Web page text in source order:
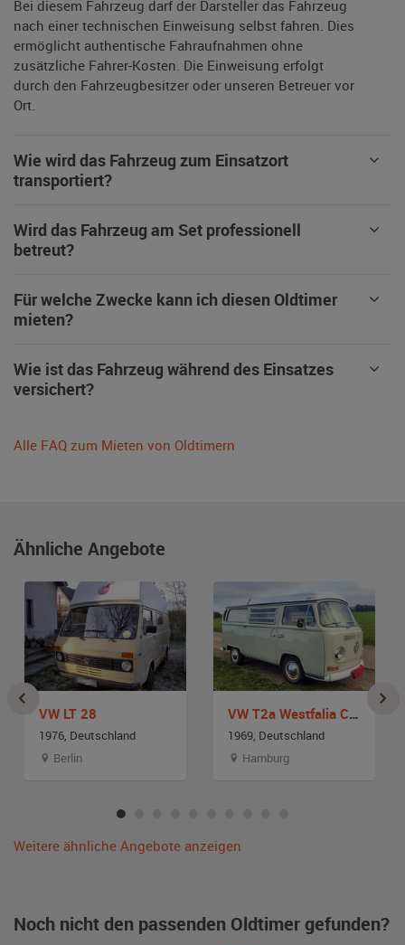
Bei diesem Fahrzeug darf der Darsteller das Fahrzeug
nach einer technischen Einweisung selbst fahren. Dies
ermöglicht authentische Fahraufnahmen ohne
zusätzliche Fahrer-Kosten. Die Einweisung erfolgt
durch den Fahrzeugbesitzer oder unseren Betreuer vor
Ort.
Wie wird das Fahrzeug zum Einsatzort
transportiert?
Wird das Fahrzeug am Set professionell
betreut?
Für welche Zwecke kann ich diesen Oldtimer
mieten?
Wie ist das Fahrzeug während des Einsatzes
versichert?
Alle FAQ zum Mieten von Oldtimern
Ähnliche Angebote
VW LT 28
1976, Deutschland
Berlin
VW T2a Westfalia Camping Bus Bulli
1969, Deutschland
Hamburg
Weitere ähnliche Angebote anzeigen
Noch nicht den passenden Oldtimer gefunden?